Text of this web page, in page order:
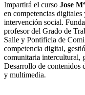
Impartirá el curso Jose
en competencias
intervención social.
profesor del Grado de
Salle y Pontificia de
competencia digital,
comunitaria intercultural,
Desarrollo de contenidos
y multimedia.